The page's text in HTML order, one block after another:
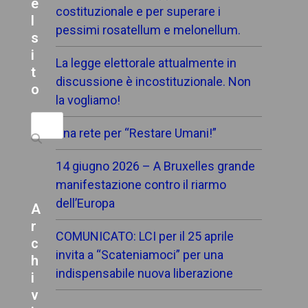
costituzionale e per superare i
pessimi rosatellum e melonellum.
La legge elettorale attualmente in
discussione è incostituzionale. Non
la vogliamo!
Una rete per “Restare Umani!”
14 giugno 2026 – A Bruxelles grande
manifestazione contro il riarmo
dell’Europa
COMUNICATO: LCI per il 25 aprile
invita a “Scateniamoci” per una
indispensabile nuova liberazione
e
s
i
t
o
Search
A
r
c
h
i
v